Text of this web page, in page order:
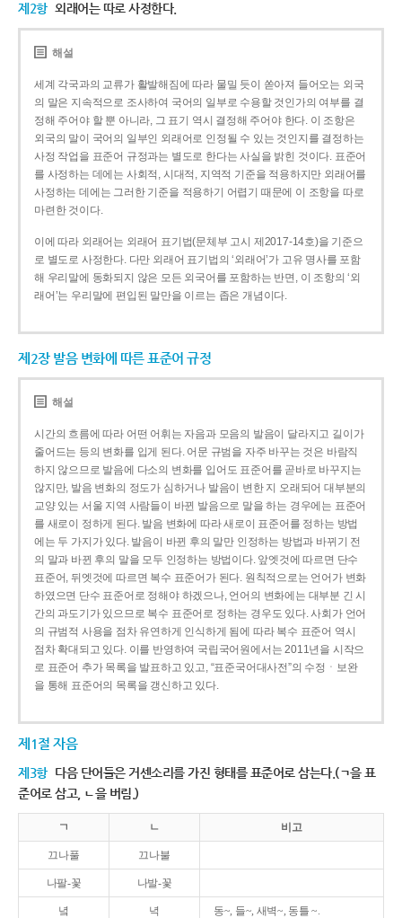
제2항 외래어는 따로 사정한다.
해설
세계 각국과의 교류가 활발해짐에 따라 물밀 듯이 쏟아져 들어오는 외국
의 말은 지속적으로 조사하여 국어의 일부로 수용할 것인가의 여부를 결
정해 주어야 할 뿐 아니라, 그 표기 역시 결정해 주어야 한다. 이 조항은
외국의 말이 국어의 일부인 외래어로 인정될 수 있는 것인지를 결정하는
사정 작업을 표준어 규정과는 별도로 한다는 사실을 밝힌 것이다. 표준어
를 사정하는 데에는 사회적, 시대적, 지역적 기준을 적용하지만 외래어를
사정하는 데에는 그러한 기준을 적용하기 어렵기 때문에 이 조항을 따로
마련한 것이다.
이에 따라 외래어는 외래어 표기법(문체부 고시 제2017-14호)을 기준으
로 별도로 사정한다. 다만 외래어 표기법의 ‘외래어’가 고유 명사를 포함
해 우리말에 동화되지 않은 모든 외국어를 포함하는 반면, 이 조항의 ‘외
래어’는 우리말에 편입된 말만을 이르는 좁은 개념이다.
제2장 발음 변화에 따른 표준어 규정
해설
시간의 흐름에 따라 어떤 어휘는 자음과 모음의 발음이 달라지고 길이가
줄어드는 등의 변화를 입게 된다. 어문 규범을 자주 바꾸는 것은 바람직
하지 않으므로 발음에 다소의 변화를 입어도 표준어를 곧바로 바꾸지는
않지만, 발음 변화의 정도가 심하거나 발음이 변한 지 오래되어 대부분의
교양 있는 서울 지역 사람들이 바뀐 발음으로 말을 하는 경우에는 표준어
를 새로이 정하게 된다. 발음 변화에 따라 새로이 표준어를 정하는 방법
에는 두 가지가 있다. 발음이 바뀐 후의 말만 인정하는 방법과 바뀌기 전
의 말과 바뀐 후의 말을 모두 인정하는 방법이다. 앞엣것에 따르면 단수
표준어, 뒤엣것에 따르면 복수 표준어가 된다. 원칙적으로는 언어가 변화
하였으면 단수 표준어로 정해야 하겠으나, 언어의 변화에는 대부분 긴 시
간의 과도기가 있으므로 복수 표준어로 정하는 경우도 있다. 사회가 언어
의 규범적 사용을 점차 유연하게 인식하게 됨에 따라 복수 표준어 역시
점차 확대되고 있다. 이를 반영하여 국립국어원에서는 2011년을 시작으
로 표준어 추가 목록을 발표하고 있고, “표준국어대사전”의 수정ㆍ보완
을 통해 표준어의 목록을 갱신하고 있다.
제1절 자음
제3항 다음 단어들은 거센소리를 가진 형태를 표준어로 삼는다.(ㄱ을 표
준어로 삼고, ㄴ을 버림.)
ㄱ ㄴ 비고
끄나풀 끄나불
나팔-꽃 나발-꽃
녘 녁 동~, 들~, 새벽~, 동틀 ~.